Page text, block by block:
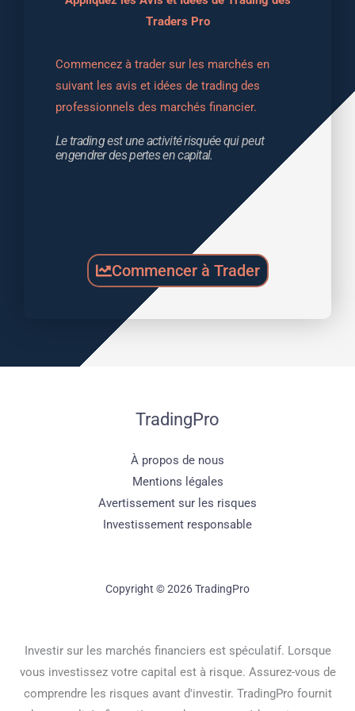
Traders Pro
Commencez à trader sur les marchés en
suivant les avis et idées de trading des
professionnels des marchés financier.
Le trading est une activité risquée qui peut
engendrer des pertes en capital.
Commencer à Trader
TradingPro
À propos de nous
Mentions légales
Avertissement sur les risques
Investissement responsable
Copyright © 2026 TradingPro
Investir sur les marchés financiers est spéculatif. Lorsque
vous investissez votre capital est à risque. Assurez-vous de
comprendre les risques avant d'investir. TradingPro fournit